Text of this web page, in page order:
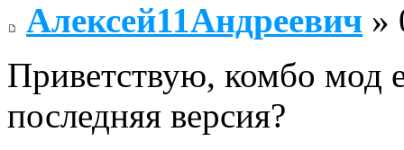
Алексей11Андреевич »
Приветствую, комбо мод
последняя версия?